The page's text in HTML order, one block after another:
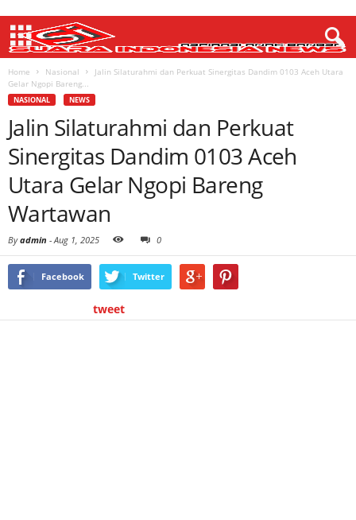
Home Nasional
Jalin Silaturahmi dan Perkuat Sinergitas Dandim 0103 Aceh Utara
Gelar Ngopi Bareng...
NASIONAL NEWS
Jalin Silaturahmi dan Perkuat
Sinergitas Dandim 0103 Aceh
Utara Gelar Ngopi Bareng
Wartawan
Byadmin - Aug 1, 2025 0
Facebook Twitter
tweet